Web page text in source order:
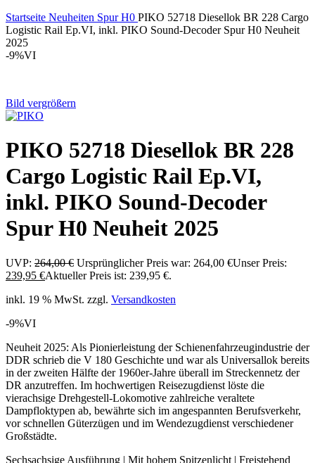
Startseite Neuheiten Spur H0 PIKO 52718 Diesellok BR 228 Cargo
Logistic Rail Ep.VI, inkl. PIKO Sound-Decoder Spur H0 Neuheit
2025
-9%VI
Bild vergrößern
PIKO 52718 Diesellok BR 228
Cargo Logistic Rail Ep.VI,
inkl. PIKO Sound-Decoder
Spur H0 Neuheit 2025
UVP: 264,00€ Ursprünglicher Preis war: 264,00 €Unser Preis:
239,95 €Aktueller Preis ist: 239,95 €.
inkl. 19 % MwSt. zzgl. Versandkosten
-9%VI
Neuheit 2025: Als Pionierleistung der Schienenfahrzeugindustrie der
DDR schrieb die V 180 Geschichte und war als Universallok bereits
in der zweiten Hälfte der 1960er-Jahre überall im Streckennetz der
DR anzutreffen. Im hochwertigen Reisezugdienst löste die
vierachsige Drehgestell-Lokomotive zahlreiche veraltete
Dampfloktypen ab, bewährte sich im angespannten Berufsverkehr,
vor schnellen Güterzügen und im Wendezugdienst verschiedener
Großstädte.
Sechsachsige Ausführung | Mit hohem Spitzenlicht | Freistehend